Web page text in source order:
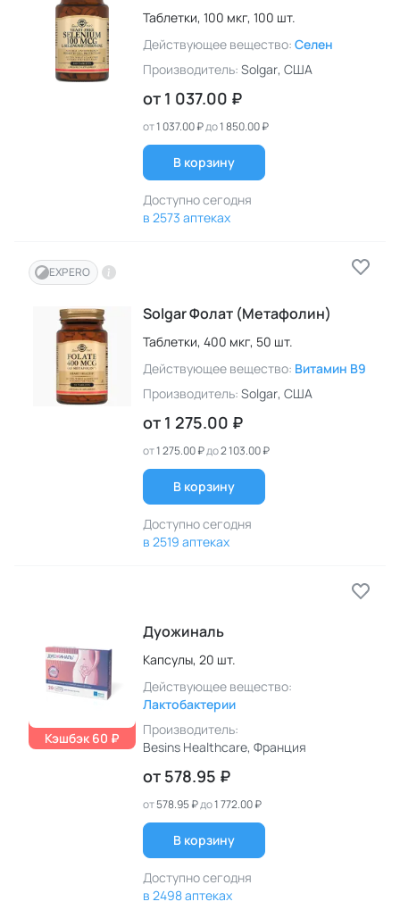
Таблетки, 100 мкг, 100 шт.
Действующее вещество: Селен
Производитель: Solgar, США
от 1 037.00 ₽
от1 037.00 ₽до1 850.00 ₽
В корзину
Доступно сегодня
в 2573 аптеках
EXPERO
Solgar Фолат (Метафолин)
Таблетки, 400 мкг, 50 шт.
Действующее вещество: Витамин B9
Производитель: Solgar, США
от 1 275.00 ₽
от1 275.00 ₽до2 103.00 ₽
В корзину
Доступно сегодня
в 2519 аптеках
Кэшбэк 60 ₽
Дуожиналь
Капсулы, 20 шт.
Действующее вещество:
Лактобактерии
Производитель:
Besins Healthcare, Франция
от 578.95 ₽
от578.95 ₽до1 772.00 ₽
В корзину
Доступно сегодня
в 2498 аптеках